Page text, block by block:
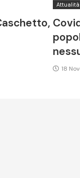
Attualità
18